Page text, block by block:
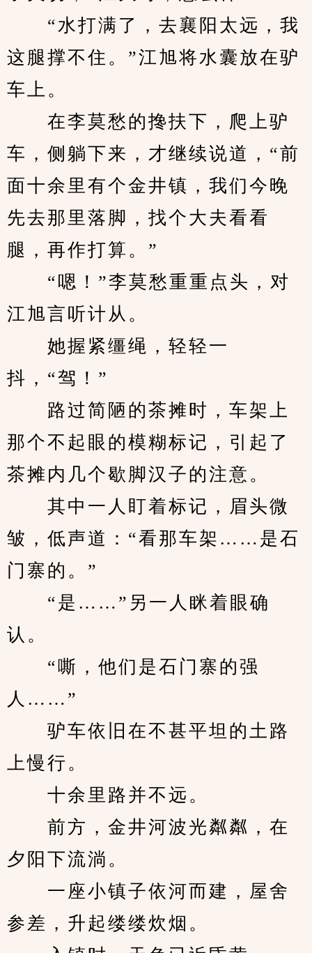
“水打满了，去襄阳太远，我
这腿撑不住。”江旭将水囊放在驴
车上。
在李莫愁的搀扶下，爬上驴
车，侧躺下来，才继续说道，“前
面十余里有个金井镇，我们今晚
先去那里落脚，找个大夫看看
腿，再作打算。”
“嗯！”李莫愁重重点头，对
江旭言听计从。
她握紧缰绳，轻轻一
抖，“驾！”
路过简陋的茶摊时，车架上
那个不起眼的模糊标记，引起了
茶摊内几个歇脚汉子的注意。
其中一人盯着标记，眉头微
皱，低声道：“看那车架……是石
门寨的。”
“是……”另一人眯着眼确
认。
“嘶，他们是石门寨的强
人……”
驴车依旧在不甚平坦的土路
上慢行。
十余里路并不远。
前方，金井河波光粼粼，在
夕阳下流淌。
一座小镇子依河而建，屋舍
参差，升起缕缕炊烟。